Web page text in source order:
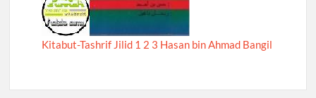
Kitabut-Tashrif Jilid 1 2 3 Hasan bin Ahmad Bangil